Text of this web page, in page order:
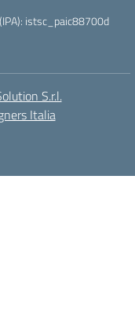
istsc_paic88700d
S.r.l.
Italia